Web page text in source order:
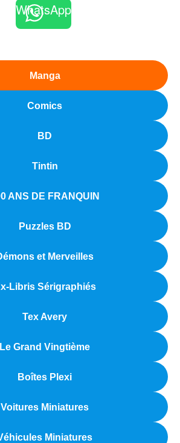
WhatsApp
Manga
Comics
BD
Tintin
ANS DE FRANQUIN
Puzzles BD
et Merveilles
Libris Sérigraphiés
Tex Avery
Le Grand Vingtième
Boîtes Plexi
Voitures Miniatures
Miniatures